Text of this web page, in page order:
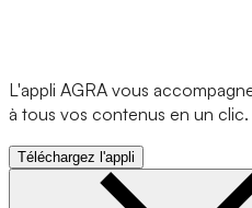
L'appli AGRA vous
à tous vos contenus en un clic.
Téléchargez l'appli